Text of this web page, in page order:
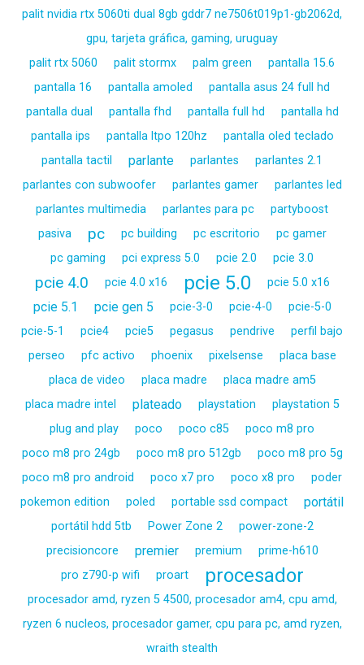
palit nvidia rtx 5060ti dual 8gb gddr7 ne7506t019p1-gb2062d,
gpu, tarjeta gráfica, gaming, uruguay
palit rtx 5060
palit stormx palm green
pantalla 15.6
pantalla 16
pantalla amoled
pantalla asus 24 full hd
pantalla dual
pantalla fhd pantalla full hd
pantalla hd
pantalla ips
pantalla ltpo 120hz
pantalla oled teclado
pantalla tactil
parlante parlantes
parlantes 2.1
parlantes con subwoofer
parlantes gamer
parlantes led
parlantes multimedia
parlantes para pc
partyboost
pasiva
pc pc building pc escritorio
pc gamer
pc gaming
pci express 5.0 pcie 2.0 pcie 3.0
pcie 4.0 pcie 4.0 x16 pcie 5.0 pcie 5.0 x16
pcie 5.1 pcie gen 5 pcie-3-0 pcie-4-0
pcie-5-0
pcie-5-1
pcie4 pcie5 pegasus pendrive
perfil bajo
perseo
pfc activo phoenix pixelsense
placa base
placa de video
placa madre
placa madre am5
placa madre intel
plateado playstation
playstation 5
plug and play
poco poco c85
poco m8 pro
poco m8 pro 24gb
poco m8 pro 512gb
poco m8 pro 5g
poco m8 pro android
poco x7 pro poco x8 pro
poder
pokemon edition
poled portable ssd compact portátil
portátil hdd 5tb Power Zone 2
power-zone-2
precisioncore
premier premium
prime-h610
pro z790-p wifi
proart procesador
procesador amd, ryzen 5 4500, procesador am4, cpu amd,
ryzen 6 nucleos, procesador gamer, cpu para pc, amd ryzen,
wraith stealth